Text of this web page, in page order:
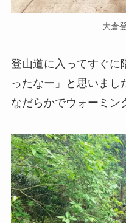
大倉
登山道に入ってすぐに
ったなー」と思いまし
なだらかでウォーミン